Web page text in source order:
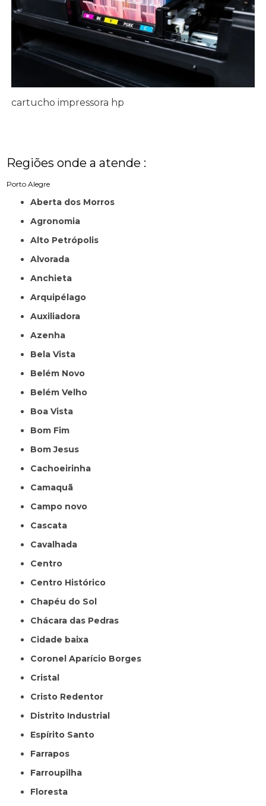
cartucho impressora hp
Regiões onde a atende :
Porto Alegre
Aberta dos Morros
Agronomia
Alto Petrópolis
Alvorada
Anchieta
Arquipélago
Auxiliadora
Azenha
Bela Vista
Belém Novo
Belém Velho
Boa Vista
Bom Fim
Bom Jesus
Cachoeirinha
Camaquã
Campo novo
Cascata
Cavalhada
Centro
Centro Histórico
Chapéu do Sol
Chácara das Pedras
Cidade baixa
Coronel Aparício Borges
Cristal
Cristo Redentor
Distrito Industrial
Espírito Santo
Farrapos
Farroupilha
Floresta